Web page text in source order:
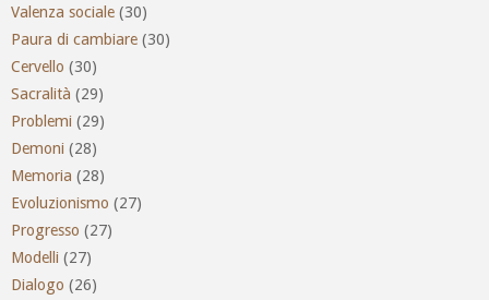
Valenza sociale (30)
Paura di cambiare (30)
Cervello (30)
Sacralità (29)
Problemi (29)
Demoni (28)
Memoria (28)
Evoluzionismo (27)
Progresso (27)
Modelli (27)
Dialogo (26)